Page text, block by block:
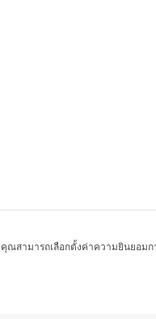
ณสามารถเลือกตั้งค่าความยินยอม